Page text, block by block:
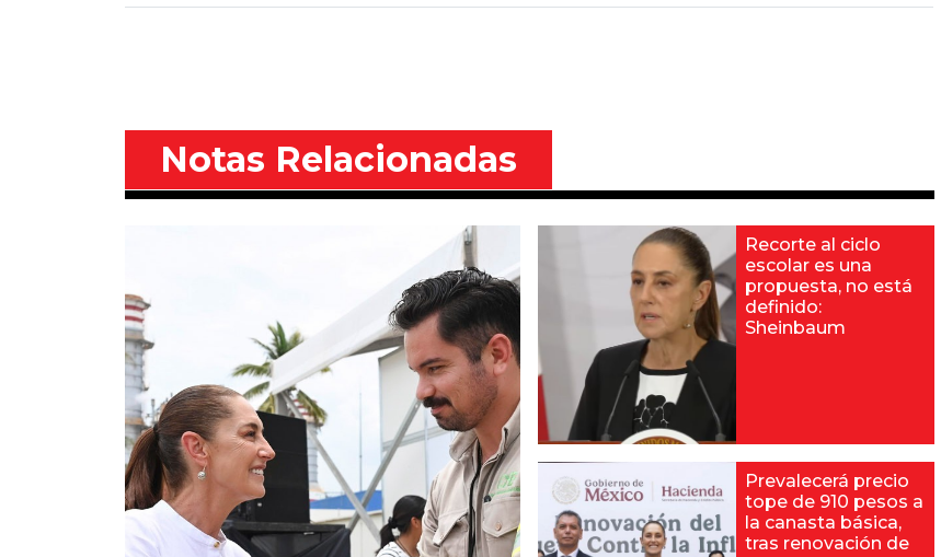
Notas Relacionadas
Recorte al ciclo
escolar es una
propuesta, no está
definido:
Sheinbaum
Prevalecerá precio
tope de 910 pesos a
la canasta básica,
tras renovación de